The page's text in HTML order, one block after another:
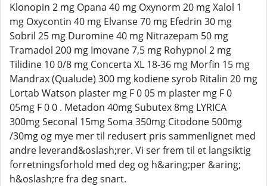
Klonopin 2 mg Opana 40 mg Oxynorm 20 mg Xalol 1
mg Oxycontin 40 mg Elvanse 70 mg Efedrin 30 mg
Sobril 25 mg Duromine 40 mg Nitrazepam 50 mg
Tramadol 200 mg Imovane 7,5 mg Rohypnol 2 mg
Tilidine 10 0/8 mg Concerta XL 18-36 mg Morfin 15 mg
Mandrax (Qualude) 300 mg kodiene syrob Ritalin 20 mg
Lortab Watson plaster mg F 0 05 m plaster mg F 0
05mg F 0 0 . Metadon 40mg Subutex 8mg LYRICA
300mg Seconal 15mg Soma 350mg Citodone 500mg
/30mg og mye mer til redusert pris sammenlignet med
andre leverand&oslash;rer. Vi ser frem til et langsiktig
forretningsforhold med deg og h&aring;per &aring;
h&oslash;re fra deg snart.